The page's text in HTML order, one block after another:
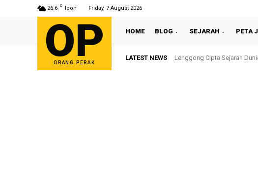
26.6 C Ipoh Friday, 7 August 2026
OP
ORANG PERAK
HOME BLOG SEJARAH PETA
LATEST NEWS Lenggong Cipta Sejarah